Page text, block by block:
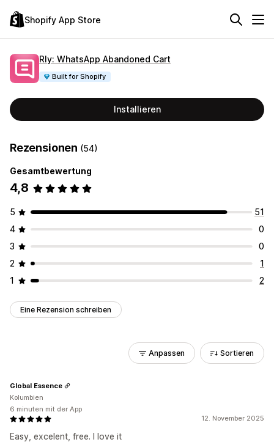
Shopify App Store
Rly: WhatsApp Abandoned Cart
Built for Shopify
Installieren
Rezensionen (54)
Gesamtbewertung
4,8
5
51
4
0
3
0
2
1
1
2
Eine Rezension schreiben
Anpassen Sortieren
12. November 2025
Easy, excelent, free. I love it
Global Essence
Kolumbien
6 minuten mit der App